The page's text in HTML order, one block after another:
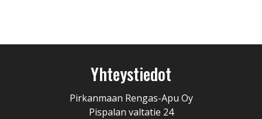
Yhteystiedot
Pirkanmaan Rengas-Apu Oy
Pispalan valtatie 24